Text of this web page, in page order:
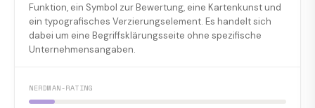
Funktion, ein Symbol zur Bewertung, eine Kartenkunst und
ein typografisches Verzierungselement. Es handelt sich
dabei um eine Begriffsklärungsseite ohne spezifische
Unternehmensangaben.
NERDMAN-RATING